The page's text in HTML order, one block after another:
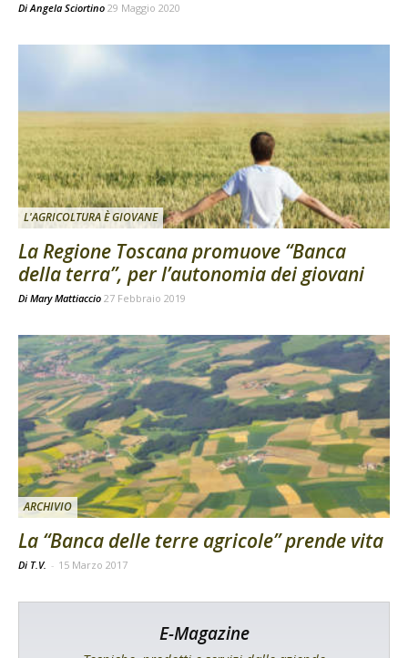
DiAngela Sciortino 29 Maggio 2020
L'AGRICOLTURA È GIOVANE
La Regione Toscana promuove “Banca
della terra”, per l’autonomia dei giovani
Di Mary Mattiaccio 27 Febbraio 2019
ARCHIVIO
La “Banca delle terre agricole” prende vita
Di T.V. - 15 Marzo 2017
E-Magazine